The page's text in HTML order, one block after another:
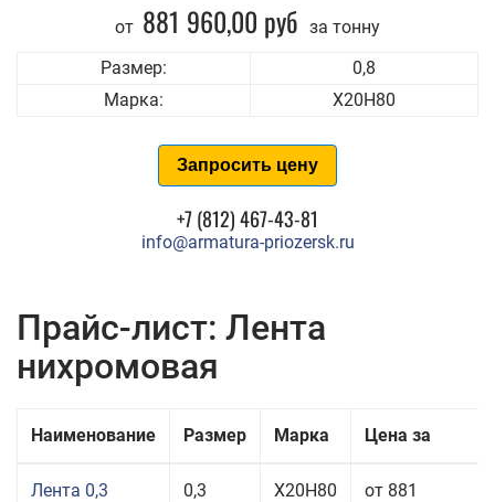
от 881 960,00 руб за тонну
Размер:
0,8
Марка:
Х20Н80
Запросить цену
+7 (812) 467-43-81
info@armatura-priozersk.ru
Прайс-лист: Лента
нихромовая
Наименование Размер Марка Цена за
Лента 0,3 0,3 Х20Н80
от 881